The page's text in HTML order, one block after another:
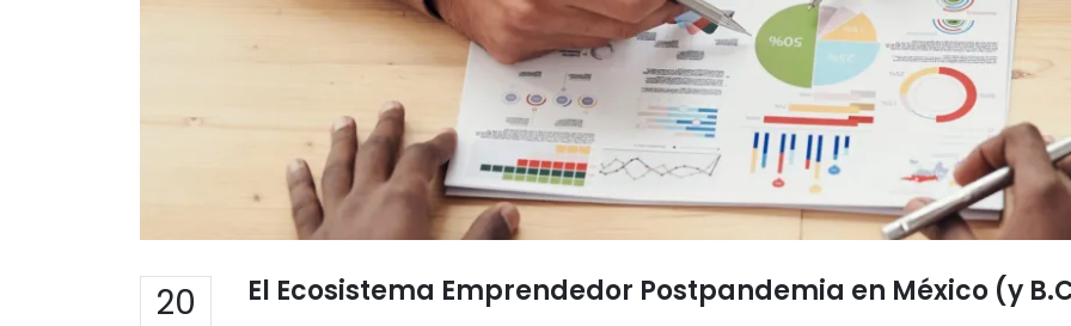
20 El Ecosistema Emprendedor Postpandemia en México (y